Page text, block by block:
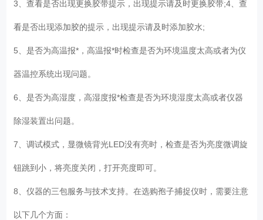
3、查看是否出现更换胶带提示，出现提示请及时更换胶带;4、查
看是否出现添加胶的提示，出现提示请及时添加胶水;
5、是否为高温报*，高温报*时检查是否为环境温度太高或者为仪
器温控系统出现问题。
6、是否为高湿度，高湿度报*检查是否为环境湿度太高或者仪器
除湿装置出问题。
7、调试模式，显微镜背光LED没有亮时，检查是否为亮度微调旋
钮跳到小，将亮度关闭，打开亮度即可。
8、仪器的三包服务与技术支持。在选购孢子捕捉仪时，需要注意
以下几个方面：